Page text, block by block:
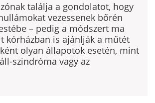
találja a gondolatot, hogy
vezessenek bőrén
– pedig a mód­szert ma
kórházban is ajánlják a műtét
olyan állapotok esetén, mint
szindróma vagy az